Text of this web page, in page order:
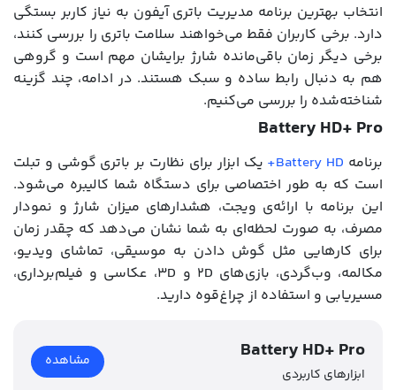
انتخاب بهترین برنامه مدیریت باتری آیفون به نیاز کاربر بستگی
دارد. برخی کاربران فقط می‌خواهند سلامت باتری را بررسی کنند،
برخی دیگر زمان باقی‌مانده شارژ برایشان مهم است و گروهی
هم به دنبال رابط ساده و سبک هستند. در ادامه، چند گزینه
شناخته‌شده را بررسی می‌کنیم.
Battery HD+ Pro
برنامه Battery HD+
یک ابزار برای نظارت بر باتری گوشی و تبلت
است که به طور اختصاصی برای دستگاه شما کالیبره می‌شود.
این برنامه با ارائه‌ی ویجت، هشدارهای میزان شارژ و نمودار
مصرف، به صورت لحظه‌ای به شما نشان می‌دهد که چقدر زمان
برای کارهایی مثل گوش دادن به موسیقی، تماشای ویدیو،
مکالمه، وب‌گردی، بازی‌های 2D و 3D، عکاسی و فیلم‌برداری،
مسیریابی و استفاده از چراغ‌قوه دارید.
Battery HD+ Pro
ابزارهای کاربردی
مشاهده